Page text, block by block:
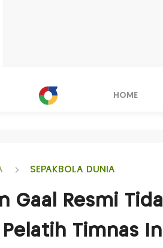
HOME
SEPAKBOLA DUNIA
Gaal Resmi
Timnas